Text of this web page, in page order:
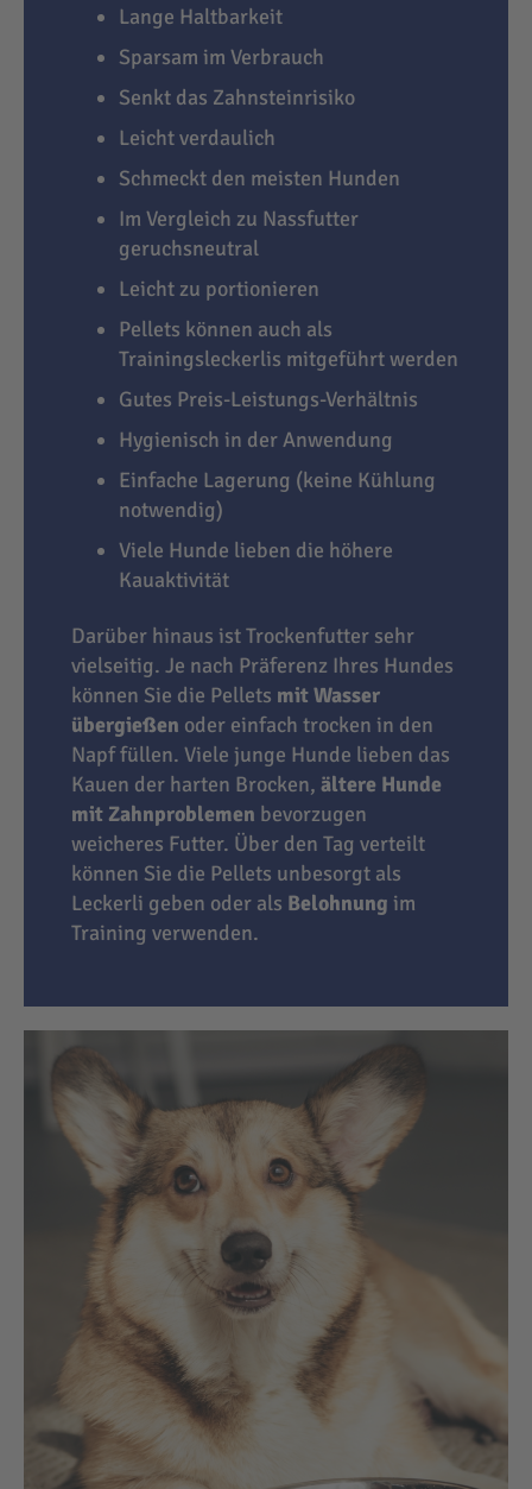
Lange Haltbarkeit
Sparsam im Verbrauch
Senkt das Zahnsteinrisiko
Leicht verdaulich
Schmeckt den meisten Hunden
Im Vergleich zu Nassfutter
geruchsneutral
Leicht zu portionieren
Pellets können auch als
Trainingsleckerlis mitgeführt werden
Gutes Preis-Leistungs-Verhältnis
Hygienisch in der Anwendung
Einfache Lagerung (keine Kühlung
notwendig)
Viele Hunde lieben die höhere
Kauaktivität
Darüber hinaus ist Trockenfutter sehr
vielseitig. Je nach Präferenz Ihres Hundes
können Sie die Pellets mit Wasser
übergießen oder einfach trocken in den
Napf füllen. Viele junge Hunde lieben das
Kauen der harten Brocken, ältere Hunde
mit Zahnproblemen bevorzugen
weicheres Futter. Über den Tag verteilt
können Sie die Pellets unbesorgt als
Leckerli geben oder als Belohnung im
Training verwenden.